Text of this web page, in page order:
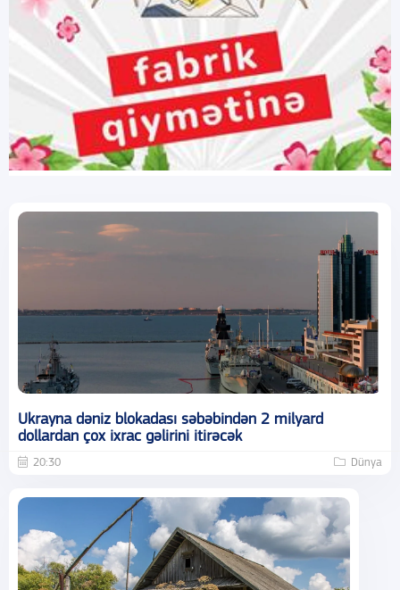
Ukrayna dəniz blokadası səbəbindən 2 milyard
dollardan çox ixrac gəlirini itirəcək
20:30 Dünya